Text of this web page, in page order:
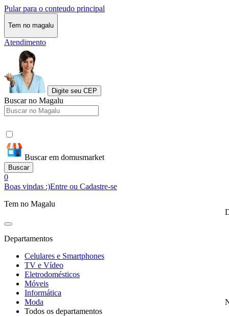
Pular para o conteudo principal
Tem no magalu
Atendimento
Digite seu CEP
Buscar no Magalu
Buscar em domusmarket
Buscar
0
Boas vindas :)Entre ou Cadastre-se
Tem no Magalu
Departamentos
Celulares e Smartphones
TV e Vídeo
Eletrodomésticos
Móveis
Informática
Moda
Todos os departamentos